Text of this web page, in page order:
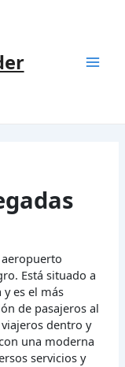
Está situado a
es el más
de pasajeros al
dentro y
una moderna
servicios y